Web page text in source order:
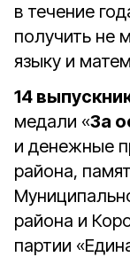
в течение
получить не
языку и
14
медали «За
и денежные
района,
района и
партии